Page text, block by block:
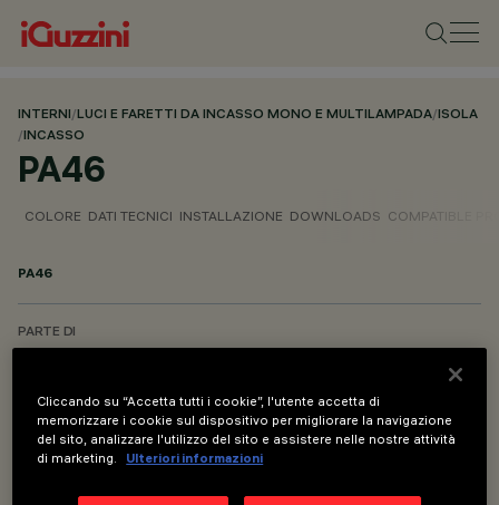
INTERNI/LUCI E FARETTI DA INCASSO MONO E MULTILAMPADA/ISOLA
/INCASSO
PA46
COLORE DATI TECNICI INSTALLAZIONE DOWNLOADS COMPATIBLE
PA46
PARTE DI
DESCRIZIONE
Accessorio per installazione ad incasso - Ø 590
Cliccando su “Accetta tutti i cookie”, l'utente accetta di
memorizzare i cookie sul dispositivo per migliorare la navigazione
del sito, analizzare l'utilizzo del sito e assistere nelle nostre attività
di marketing.
Ulteriori informazioni